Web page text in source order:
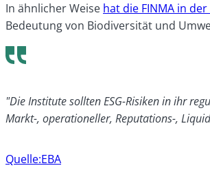
In ähnlicher Weise hat die FINMA in
Bedeutung von Biodiversität und
"Die Institute sollten ESG-Risiken in ihr
Markt-, operationeller, Reputations-,
Quelle:EBA